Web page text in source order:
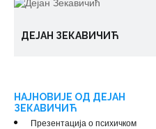
ДЕЈАН ЗЕКАВИЧИЋ
НАЈНОВИЈЕ ОД ДЕЈАН
ЗЕКАВИЧИЋ
Презентација о психичком